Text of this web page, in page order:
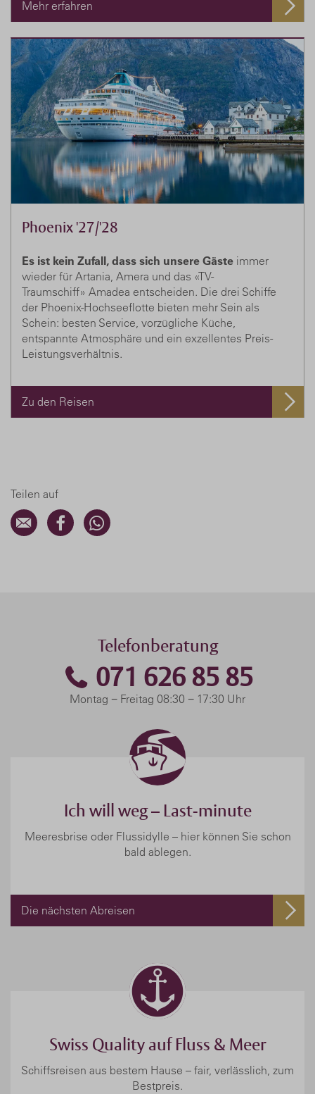
Mehr erfahren
Phoenix '27/'28
Es ist kein Zufall, dass sich unsere Gäste immer
wieder für Artania, Amera und das «TV-
Traumschiff» Amadea entscheiden. Die drei Schiffe
der Phoenix-Hochseeflotte bieten mehr Sein als
Schein: besten Service, vorzügliche Küche,
entspannte Atmosphäre und ein exzellentes Preis-
Leistungsverhältnis.
Zu den Reisen
Teilen auf
Telefonberatung
071 626 85 85
Montag − Freitag 08:30 − 17:30 Uhr
Ich will weg – Last-minute
Meeresbrise oder Flussidylle – hier können Sie schon
bald ablegen.
Die nächsten Abreisen
Swiss Quality auf Fluss & Meer
Schiffsreisen aus bestem Hause – fair, verlässlich, zum
Bestpreis.